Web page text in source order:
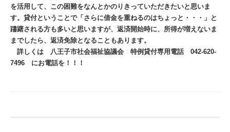
を活用して、この困難をなんとかのりきっていただきたいと思いま
す。貸付ということで「さらに借金を重ねるのはちょっと・・・」と
躊躇される方も多いと思いますが、返済開始時に、所得が増えないま
までしたら、返済免除となることもあります。
詳しくは 八王子市社会福祉協議会 特例貸付専用電話 042-620-
7496 にお電話を！！！